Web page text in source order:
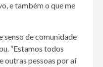
e também o que me
de comunidade
“Estamos todos
outras pessoas por aí